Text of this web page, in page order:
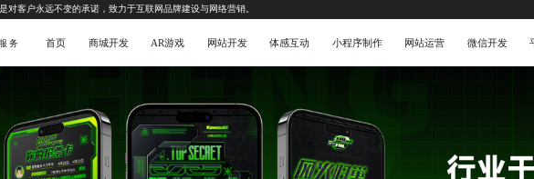
对客户永远不变的承诺，致力于互联网品牌建设与网络营销。
务 首页 商城开发 AR游戏 网站开发 体感互动 小程序制作 网站运营 微信开发